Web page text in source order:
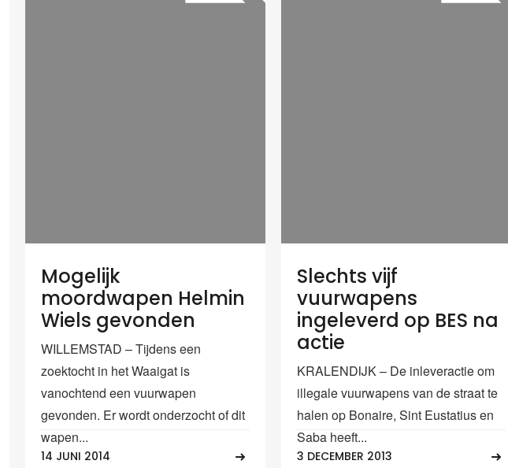
Mogelijk
moordwapen Helmin
Wiels gevonden
WILLEMSTAD – Tijdens een
zoektocht in het Waaigat is
vanochtend een vuurwapen
gevonden. Er wordt onderzocht of dit
wapen...
14 JUNI 2014
Slechts vijf
vuurwapens
ingeleverd op BES na
actie
KRALENDIJK – De inleveractie om
illegale vuurwapens van de straat te
halen op Bonaire, Sint Eustatius en
Saba heeft...
3 DECEMBER 2013